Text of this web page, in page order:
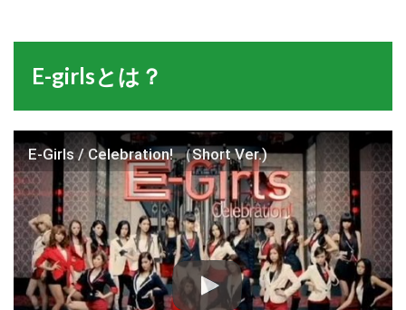
E-girlsとは？
E-Girls / Celebration! （Short Ver.)